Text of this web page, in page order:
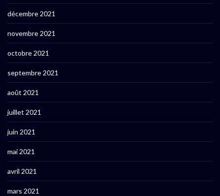
décembre 2021
novembre 2021
octobre 2021
septembre 2021
août 2021
juillet 2021
juin 2021
mai 2021
avril 2021
mars 2021